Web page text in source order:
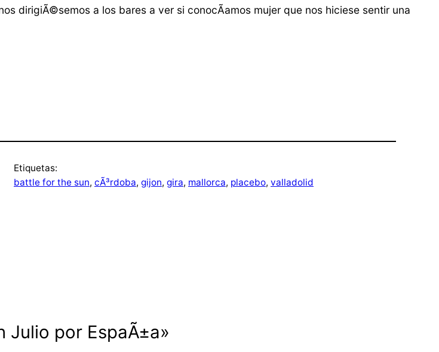
dirigiÃ©semos a los bares a ver si conocÃ­amos mujer que nos hiciese sentir una
Etiquetas:
battle for the sun, cÃ³rdoba, gijon, gira, mallorca, placebo, valladolid
Julio por EspaÃ±a»